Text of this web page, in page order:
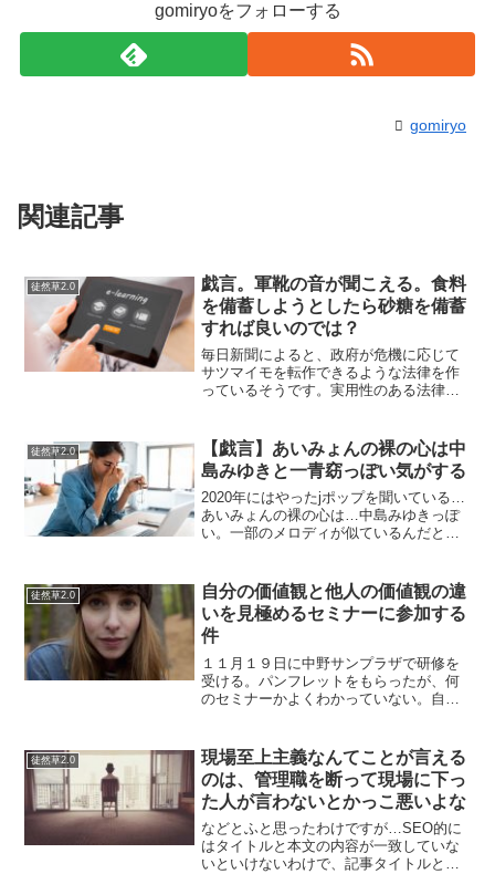
gomiryoをフォローする
gomiryo
関連記事
徒然草2.0
戯言。軍靴の音が聞こえる。食料
を備蓄しようとしたら砂糖を備蓄
すれば良いのでは？
毎日新聞によると、政府が危機に応じて
サツマイモを転作できるような法律を作
っているそうです。実用性のある法律で
れません。個人でも備蓄を進めておく必
要があるのかもしれません...
徒然草2.0
【戯言】あいみょんの裸の心は中
島みゆきと一青窈っぽい気がする
2020年にはやったjポップを聞いている…
あいみょんの裸の心は…中島みゆきっぽ
い。一部のメロディが似ているんだと思
祈るような曲は、似た印象になるだけか
もしれない。同じこ...
徒然草2.0
自分の価値観と他人の価値観の違
いを見極めるセミナーに参加する
件
１１月１９日に中野サンプラザで研修を
受ける。パンフレットをもらったが、何
のセミナーかよくわかっていない。自分
う…というセミナーらしい。まあ、他人
の価値観は自分と価値観が...
徒然草2.0
現場至上主義なんてことが言える
のは、管理職を断って現場に下っ
た人が言わないとかっこ悪いよな
などとふと思ったわけですが…SEO的に
はタイトルと本文の内容が一致していな
いといけないわけで、記事タイトルとは